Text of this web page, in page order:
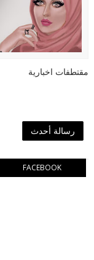
مقتطفات اخبارية
رسالة أحدث
FACEBOOK